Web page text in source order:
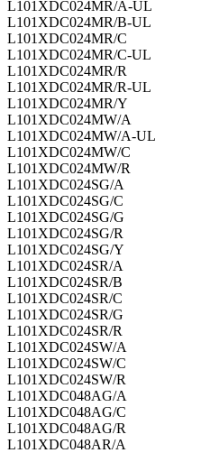
L101XDC024MR/A-UL
L101XDC024MR/B-UL
L101XDC024MR/C
L101XDC024MR/C-UL
L101XDC024MR/R
L101XDC024MR/R-UL
L101XDC024MR/Y
L101XDC024MW/A
L101XDC024MW/A-UL
L101XDC024MW/C
L101XDC024MW/R
L101XDC024SG/A
L101XDC024SG/C
L101XDC024SG/G
L101XDC024SG/R
L101XDC024SG/Y
L101XDC024SR/A
L101XDC024SR/B
L101XDC024SR/C
L101XDC024SR/G
L101XDC024SR/R
L101XDC024SW/A
L101XDC024SW/C
L101XDC024SW/R
L101XDC048AG/A
L101XDC048AG/C
L101XDC048AG/R
L101XDC048AR/A